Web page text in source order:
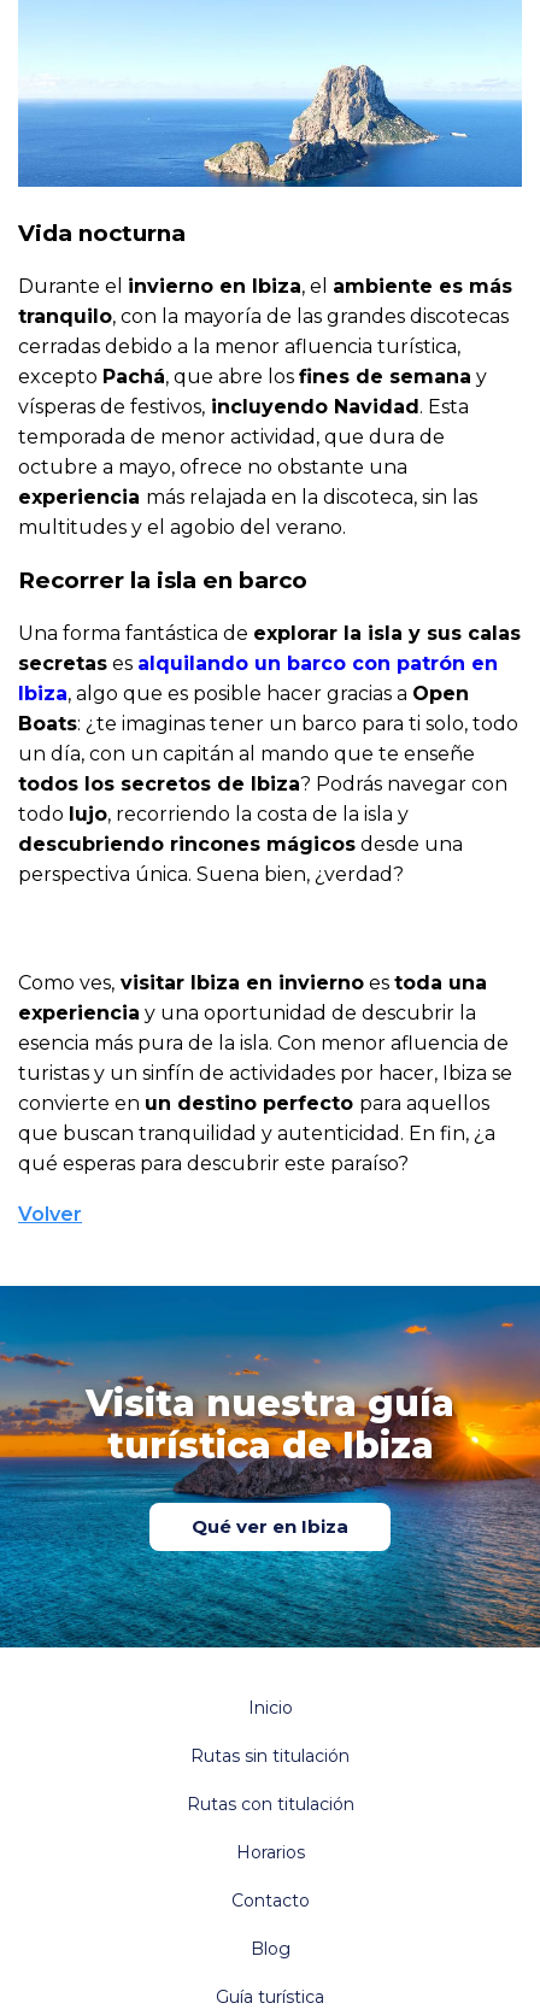
Vida nocturna
Durante el invierno en Ibiza, el ambiente es más
tranquilo, con la mayoría de las grandes discotecas
cerradas debido a la menor afluencia turística,
excepto Pachá, que abre los fines de semana y
vísperas de festivos, incluyendo Navidad. Esta
temporada de menor actividad, que dura de
octubre a mayo, ofrece no obstante una
experiencia más relajada en la discoteca, sin las
multitudes y el agobio del verano.
Recorrer la isla en barco
Una forma fantástica de explorar la isla y sus calas
secretas es alquilando un barco con patrón en
Ibiza, algo que es posible hacer gracias a Open
Boats: ¿te imaginas tener un barco para ti solo, todo
un día, con un capitán al mando que te enseñe
todos los secretos de Ibiza? Podrás navegar con
todo lujo, recorriendo la costa de la isla y
descubriendo rincones mágicos desde una
perspectiva única. Suena bien, ¿verdad?
Como ves, visitar Ibiza en invierno es toda una
experiencia y una oportunidad de descubrir la
esencia más pura de la isla. Con menor afluencia de
turistas y un sinfín de actividades por hacer, Ibiza se
convierte en un destino perfecto para aquellos
que buscan tranquilidad y autenticidad. En fin, ¿a
qué esperas para descubrir este paraíso?
Volver
Visita nuestra guía
turística de Ibiza
Qué ver en Ibiza
Inicio
Rutas sin titulación
Rutas con titulación
Horarios
Contacto
Blog
Guía turística